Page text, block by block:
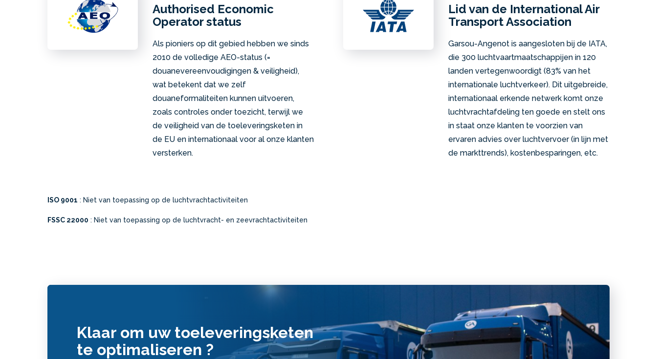
Authorised Economic
Operator status
Als pioniers op dit gebied hebben we sinds
2010 de volledige AEO-status (=
douanevereenvoudigingen & veiligheid),
wat betekent dat we zelf
douaneformaliteiten kunnen uitvoeren,
zoals controles onder toezicht, terwijl we
de veiligheid van de toeleveringsketen in
de EU en internationaal voor al onze klanten
versterken.
Lid van de International Air
Transport Association
Garsou-Angenot is aangesloten bij de IATA,
die 300 luchtvaartmaatschappijen in 120
landen vertegenwoordigt (83% van het
internationale luchtverkeer). Dit uitgebreide,
internationaal erkende netwerk komt onze
luchtvrachtafdeling ten goede en stelt ons
in staat onze klanten te voorzien van
ervaren advies over luchtvervoer (in lijn met
de markttrends), kostenbesparingen, etc.
ISO 9001 : Niet van toepassing op de luchtvrachtactiviteiten
FSSC 22000 : Niet van toepassing op de luchtvracht- en zeevrachtactiviteiten
Klaar om uw toeleveringsketen
te optimaliseren ?